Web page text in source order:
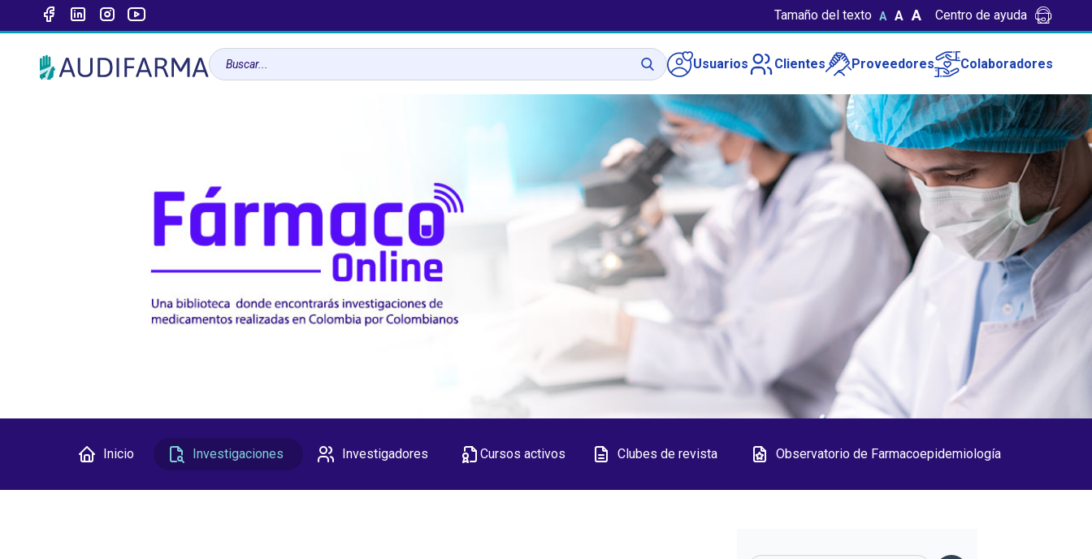
Tamaño del texto A A A Centro de ayuda
Usuarios Clientes Proveedores Colaboradores
Inicio Investigaciones Investigadores Cursos activos Clubes de revista Observatorio de Farmacoepidemiología